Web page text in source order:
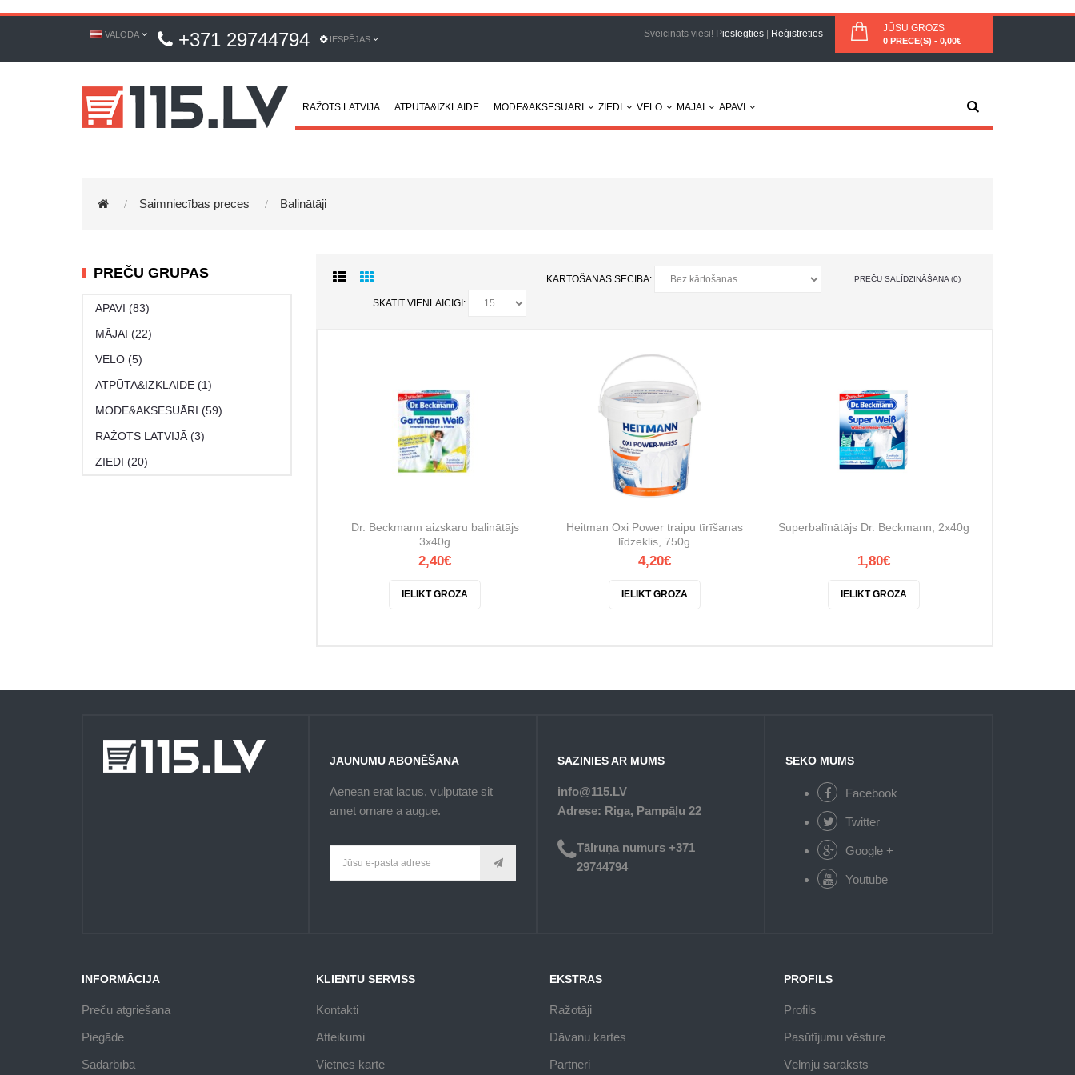
VALODA +371 29744794 IESPĒJAS
JŪSU GROZS
0 PRECE(S) - 0,00€
Sveicināts viesi! Pieslēgties Reģistrēties
RAŽOTS LATVIJĀ ATPŪTA&IZKLAIDE MODE&AKSESUĀRI ZIEDI VELO MĀJAI APAVI
Saimniecības preces Balinātāji
PREČU GRUPAS
APAVI (83)
MĀJAI (22)
VELO (5)
ATPŪTA&IZKLAIDE (1)
MODE&AKSESUĀRI (59)
RAŽOTS LATVIJĀ (3)
ZIEDI (20)
PREČU SALĪDZINĀŠANA (0)
KĀRTOŠANAS SECĪBA:
SKATĪT VIENLAICĪGI:
Dr. Beckmann aizskaru balinātājs
3x40g
2,40€
IELIKT GROZĀ
Heitman Oxi Power traipu tīrīšanas
līdzeklis, 750g
4,20€
IELIKT GROZĀ
Superbalīnātājs Dr. Beckmann, 2x40g
1,80€
IELIKT GROZĀ
JAUNUMU ABONĒŠANA
Aenean erat lacus, vulputate sit
amet ornare a augue.
SAZINIES AR MUMS
info@115.LV
Adrese: Riga, Pampāļu 22
Tālruņa numurs +371
29744794
SEKO MUMS
Facebook
Twitter
Google +
Youtube
INFORMĀCIJA
Preču atgriešana
Piegāde
Sadarbība
KLIENTU SERVISS
Kontakti
Atteikumi
Vietnes karte
EKSTRAS
Ražotāji
Dāvanu kartes
Partneri
PROFILS
Profils
Pasūtījumu vēsture
Vēlmju saraksts